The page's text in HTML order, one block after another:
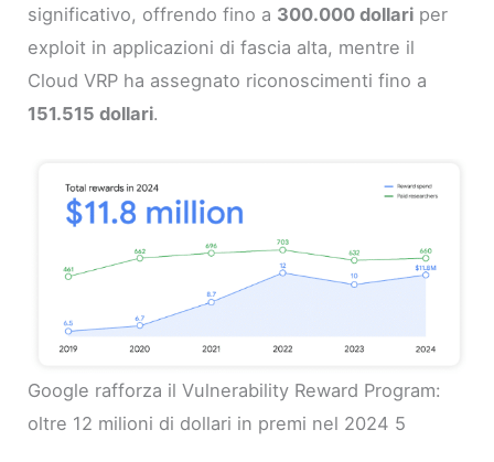
significativo, offrendo fino a 300.000 dollari per
exploit in applicazioni di fascia alta, mentre il
Cloud VRP ha assegnato riconoscimenti fino a
151.515 dollari.
Google rafforza il Vulnerability Reward Program:
oltre 12 milioni di dollari in premi nel 2024 5